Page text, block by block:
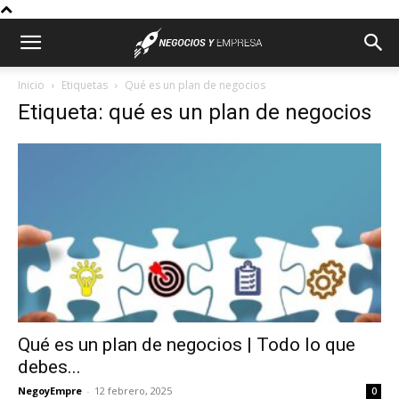
Inicio Etiquetas Qué es un plan de negocios
Etiqueta: qué es un plan de negocios
Qué es un plan de negocios | Todo lo que
debes...
NegoyEmpre - 12 febrero, 2025 0